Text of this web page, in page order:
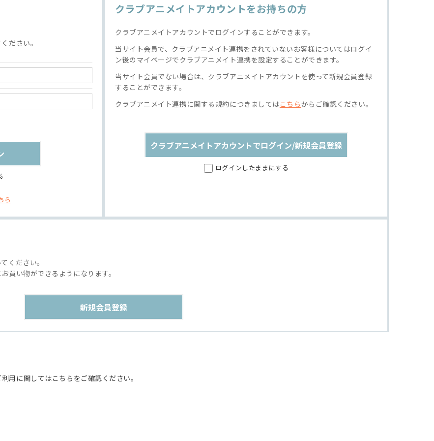
ださい。
ら
クラブアニメイトアカウントをお持ちの方
クラブアニメイトアカウントでログインすることができます。
当サイト会員で、クラブアニメイト連携をされていないお客様についてはログイ
ン後のマイページでクラブアニメイト連携を設定することができます。
当サイト会員でない場合は、クラブアニメイトアカウントを使って新規会員登録
することができます。
クラブアニメイト連携に関する規約につきましてはこちらからご確認ください。
クラブアニメイトアカウントでログイン/新規会員登録
ログインしたままにする
ください。
買い物ができるようになります。
用に関してはこちらをご確認ください。